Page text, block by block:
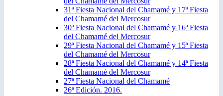
31ª Fiesta Nacional del Chamamé y 17ª Fiesta
del Chamamé del Mercosur
30ª Fiesta Nacional del Chamamé y 16ª Fiesta
del Chamamé del Mercosur
29ª Fiesta Nacional del Chamamé y 15ª Fiesta
del Chamamé del Mercosur
28ª Fiesta Nacional del Chamamé y 14ª Fiesta
del Chamamé del Mercosur
27ª Fiesta Nacional del Chamamé
26ª Edición. 2016.